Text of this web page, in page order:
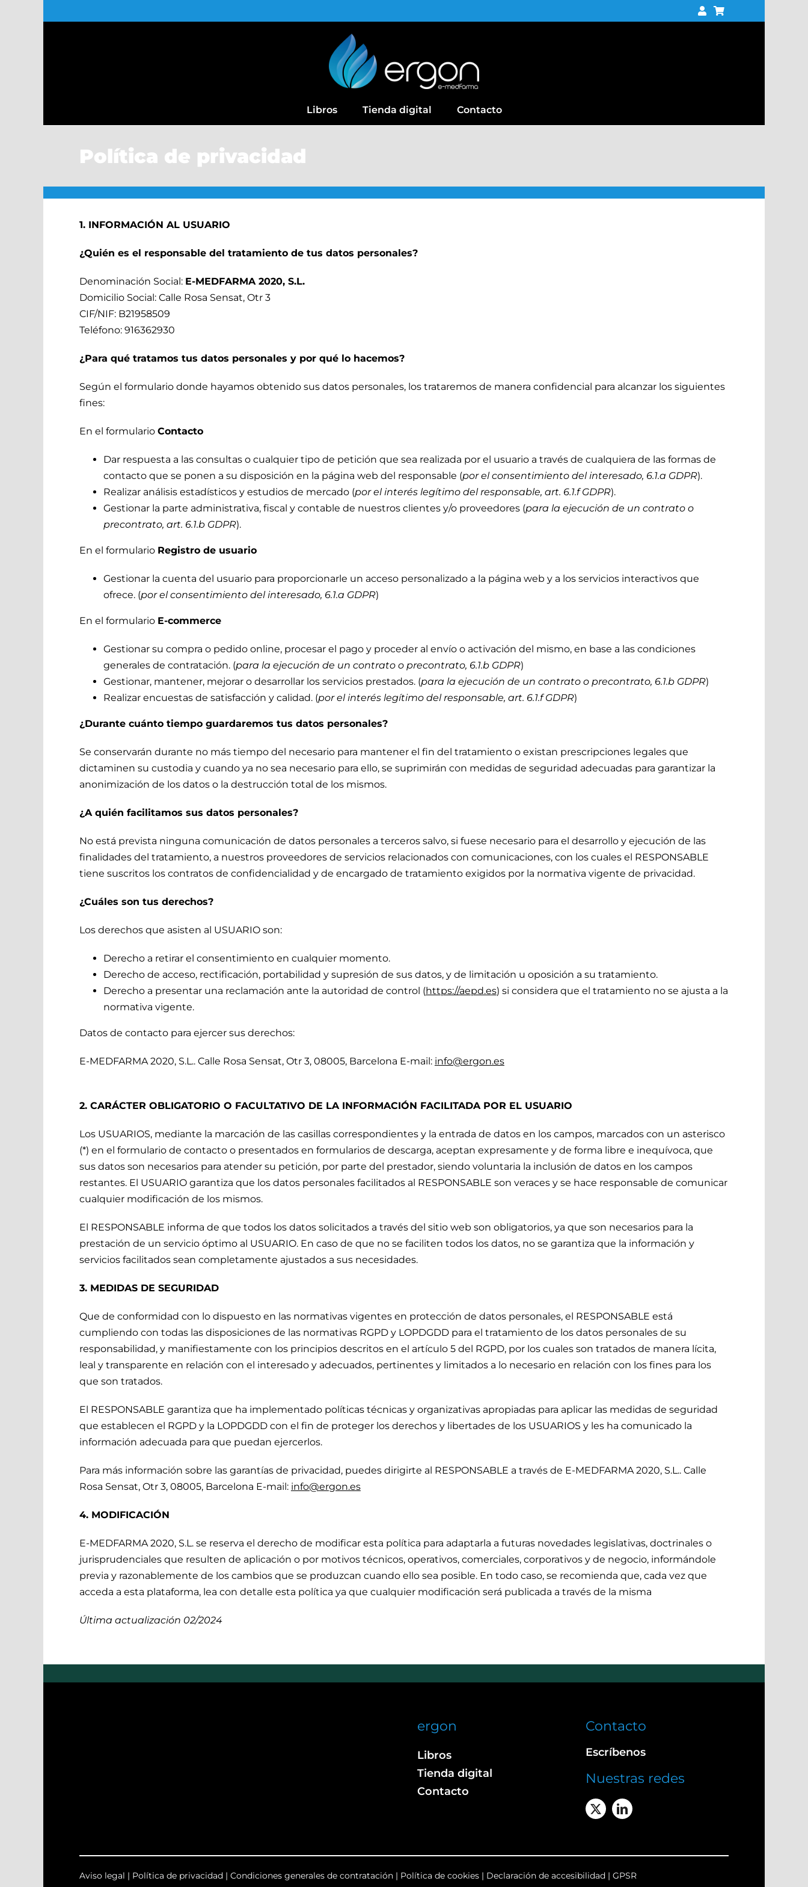
Libros Tienda digital Contacto
Política de privacidad
1. INFORMACIÓN AL USUARIO
¿Quién es el responsable del tratamiento de tus datos personales?
Denominación Social: E-MEDFARMA 2020, S.L.
Domicilio Social: Calle Rosa Sensat, Otr 3
CIF/NIF: B21958509
Teléfono: 916362930
¿Para qué tratamos tus datos personales y por qué lo hacemos?
Según el formulario donde hayamos obtenido sus datos personales, los trataremos de manera confidencial para alcanzar los siguientes
fines:
En el formulario Contacto
Dar respuesta a las consultas o cualquier tipo de petición que sea realizada por el usuario a través de cualquiera de las formas de
contacto que se ponen a su disposición en la página web del responsable (por el consentimiento del interesado, 6.1.a GDPR).
Realizar análisis estadísticos y estudios de mercado (por el interés legítimo del responsable, art. 6.1.f GDPR).
Gestionar la parte administrativa, fiscal y contable de nuestros clientes y/o proveedores (para la ejecución de un contrato o
precontrato, art. 6.1.b GDPR).
En el formulario Registro de usuario
Gestionar la cuenta del usuario para proporcionarle un acceso personalizado a la página web y a los servicios interactivos que
ofrece. (por el consentimiento del interesado, 6.1.a GDPR)
En el formulario E-commerce
Gestionar su compra o pedido online, procesar el pago y proceder al envío o activación del mismo, en base a las condiciones
generales de contratación. (para la ejecución de un contrato o precontrato, 6.1.b GDPR)
Gestionar, mantener, mejorar o desarrollar los servicios prestados. (para la ejecución de un contrato o precontrato, 6.1.b GDPR)
Realizar encuestas de satisfacción y calidad. (por el interés legítimo del responsable, art. 6.1.f GDPR)
¿Durante cuánto tiempo guardaremos tus datos personales?
Se conservarán durante no más tiempo del necesario para mantener el fin del tratamiento o existan prescripciones legales que
dictaminen su custodia y cuando ya no sea necesario para ello, se suprimirán con medidas de seguridad adecuadas para garantizar la
anonimización de los datos o la destrucción total de los mismos.
¿A quién facilitamos sus datos personales?
No está prevista ninguna comunicación de datos personales a terceros salvo, si fuese necesario para el desarrollo y ejecución de las
finalidades del tratamiento, a nuestros proveedores de servicios relacionados con comunicaciones, con los cuales el RESPONSABLE
tiene suscritos los contratos de confidencialidad y de encargado de tratamiento exigidos por la normativa vigente de privacidad.
¿Cuáles son tus derechos?
Los derechos que asisten al USUARIO son:
Derecho a retirar el consentimiento en cualquier momento.
Derecho de acceso, rectificación, portabilidad y supresión de sus datos, y de limitación u oposición a su tratamiento.
Derecho a presentar una reclamación ante la autoridad de control (https://aepd.es) si considera que el tratamiento no se ajusta a la
normativa vigente.
Datos de contacto para ejercer sus derechos:
E-MEDFARMA 2020, S.L.. Calle Rosa Sensat, Otr 3, 08005, Barcelona E-mail: info@ergon.es
2. CARÁCTER OBLIGATORIO O FACULTATIVO DE LA INFORMACIÓN FACILITADA POR EL USUARIO
Los USUARIOS, mediante la marcación de las casillas correspondientes y la entrada de datos en los campos, marcados con un asterisco
(*) en el formulario de contacto o presentados en formularios de descarga, aceptan expresamente y de forma libre e inequívoca, que
sus datos son necesarios para atender su petición, por parte del prestador, siendo voluntaria la inclusión de datos en los campos
restantes. El USUARIO garantiza que los datos personales facilitados al RESPONSABLE son veraces y se hace responsable de comunicar
cualquier modificación de los mismos.
El RESPONSABLE informa de que todos los datos solicitados a través del sitio web son obligatorios, ya que son necesarios para la
prestación de un servicio óptimo al USUARIO. En caso de que no se faciliten todos los datos, no se garantiza que la información y
servicios facilitados sean completamente ajustados a sus necesidades.
3. MEDIDAS DE SEGURIDAD
Que de conformidad con lo dispuesto en las normativas vigentes en protección de datos personales, el RESPONSABLE está
cumpliendo con todas las disposiciones de las normativas RGPD y LOPDGDD para el tratamiento de los datos personales de su
responsabilidad, y manifiestamente con los principios descritos en el artículo 5 del RGPD, por los cuales son tratados de manera lícita,
leal y transparente en relación con el interesado y adecuados, pertinentes y limitados a lo necesario en relación con los fines para los
que son tratados.
El RESPONSABLE garantiza que ha implementado políticas técnicas y organizativas apropiadas para aplicar las medidas de seguridad
que establecen el RGPD y la LOPDGDD con el fin de proteger los derechos y libertades de los USUARIOS y les ha comunicado la
información adecuada para que puedan ejercerlos.
Para más información sobre las garantías de privacidad, puedes dirigirte al RESPONSABLE a través de E-MEDFARMA 2020, S.L.. Calle
Rosa Sensat, Otr 3, 08005, Barcelona E-mail: info@ergon.es
4. MODIFICACIÓN
E-MEDFARMA 2020, S.L. se reserva el derecho de modificar esta política para adaptarla a futuras novedades legislativas, doctrinales o
jurisprudenciales que resulten de aplicación o por motivos técnicos, operativos, comerciales, corporativos y de negocio, informándole
previa y razonablemente de los cambios que se produzcan cuando ello sea posible. En todo caso, se recomienda que, cada vez que
acceda a esta plataforma, lea con detalle esta política ya que cualquier modificación será publicada a través de la misma
Última actualización 02/2024
ergon
Libros
Tienda digital
Contacto
Contacto
Escríbenos
Nuestras redes
Aviso legal | Política de privacidad | Condiciones generales de contratación| Política de cookies| Declaración de accesibilidad| GPSR